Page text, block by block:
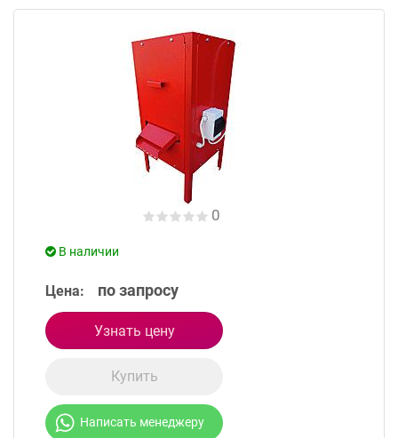
0
В наличии
Цена: по запросу
Узнать цену
Купить
Написать менеджеру